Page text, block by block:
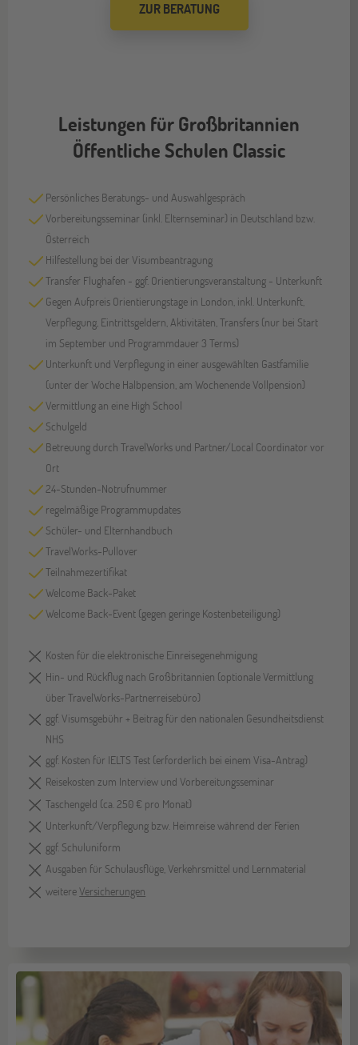
ZUR BERATUNG
Leistungen für Großbritannien
Öffentliche Schulen Classic
Persönliches Beratungs- und Auswahlgespräch
Vorbereitungsseminar (inkl. Elternseminar) in Deutschland bzw.
Österreich
Hilfestellung bei der Visumbeantragung
Transfer Flughafen - ggf. Orientierungsveranstaltung - Unterkunft
Gegen Aufpreis Orientierungstage in London, inkl. Unterkunft,
Verpflegung, Eintrittsgeldern, Aktivitäten, Transfers (nur bei Start
im September und Programmdauer 3 Terms)
Unterkunft und Verpflegung in einer ausgewählten Gastfamilie
(unter der Woche Halbpension, am Wochenende Vollpension)
Vermittlung an eine High School
Schulgeld
Betreuung durch TravelWorks und Partner/Local Coordinator vor
Ort
24-Stunden-Notrufnummer
regelmäßige Programmupdates
Schüler- und Elternhandbuch
TravelWorks-Pullover
Teilnahmezertifikat
Welcome Back-Paket
Welcome Back-Event (gegen geringe Kostenbeteiligung)
Kosten für die elektronische Einreisegenehmigung
Hin- und Rückflug nach Großbritannien (optionale Vermittlung
über TravelWorks-Partnerreisebüro)
ggf. Visumsgebühr + Beitrag für den nationalen Gesundheitsdienst
NHS
ggf. Kosten für IELTS Test (erforderlich bei einem Visa-Antrag)
Reisekosten zum Interview und Vorbereitungsseminar
Taschengeld (ca. 250 € pro Monat)
Unterkunft/Verpflegung bzw. Heimreise während der Ferien
ggf. Schuluniform
Ausgaben für Schulausflüge, Verkehrsmittel und Lernmaterial
weitereVersicherungen